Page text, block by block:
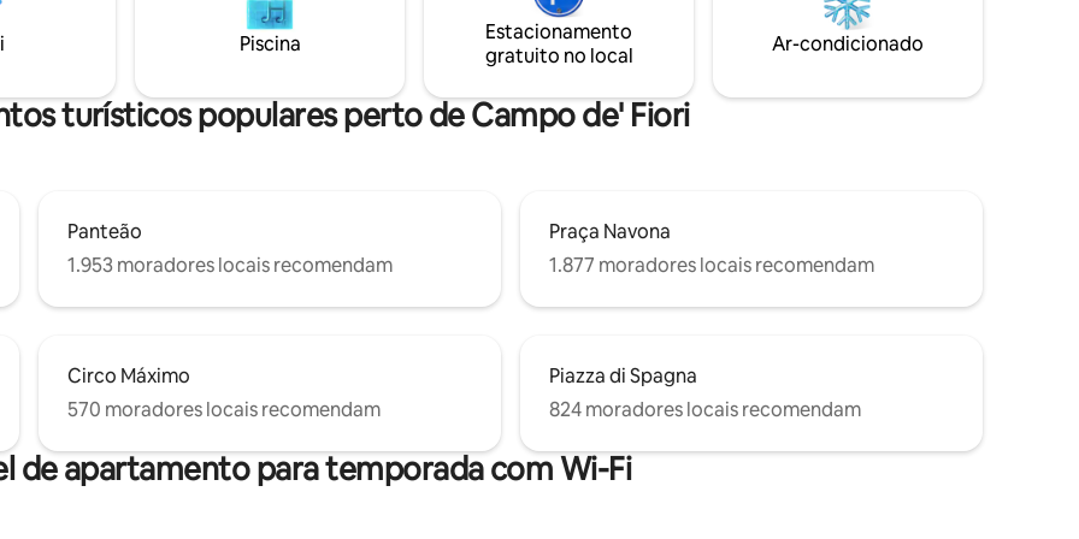
vários quartos, banho de
banheira. Saia pela
para jogar sua moeda e
passeios. O apartamento também inclui
área de estar, bem como uma cozinha
espaçosa totalmente equipada,
distância a pé dos locais históricos e
culinários mais interessantes do centro
da cidade. Finamente renovado,
Piscina
Estacionamento
gratuito no local
Ar-condicionado
turísticos populares perto de Campo de' Fiori
Panteão
1.953 moradores locais recomendam
Praça Navona
1.877 moradores locais recomendam
Circo Máximo
570 moradores locais recomendam
Piazza di Spagna
824 moradores locais recomendam
de apartamento para temporada com Wi-Fi